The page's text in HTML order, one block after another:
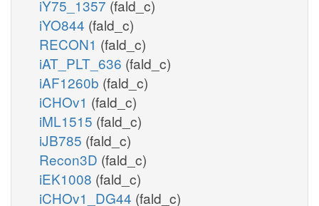
iY75_1357 (fald_c)
iYO844 (fald_c)
RECON1 (fald_c)
iAT_PLT_636 (fald_c)
iAF1260b (fald_c)
iCHOv1 (fald_c)
iML1515 (fald_c)
iJB785 (fald_c)
Recon3D (fald_c)
iEK1008 (fald_c)
iCHOv1_DG44 (fald_c)